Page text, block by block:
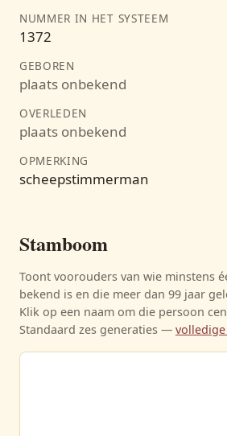
NUMMER IN HET SYSTEEM
1372
GEBOREN
plaats onbekend
OVERLEDEN
plaats onbekend
OPMERKING
scheepstimmerman
Stamboom
Toont voorouders van wie minstens
bekend is en die meer dan 99 jaar
Klik op een naam om die persoon
Standaard zes generaties —